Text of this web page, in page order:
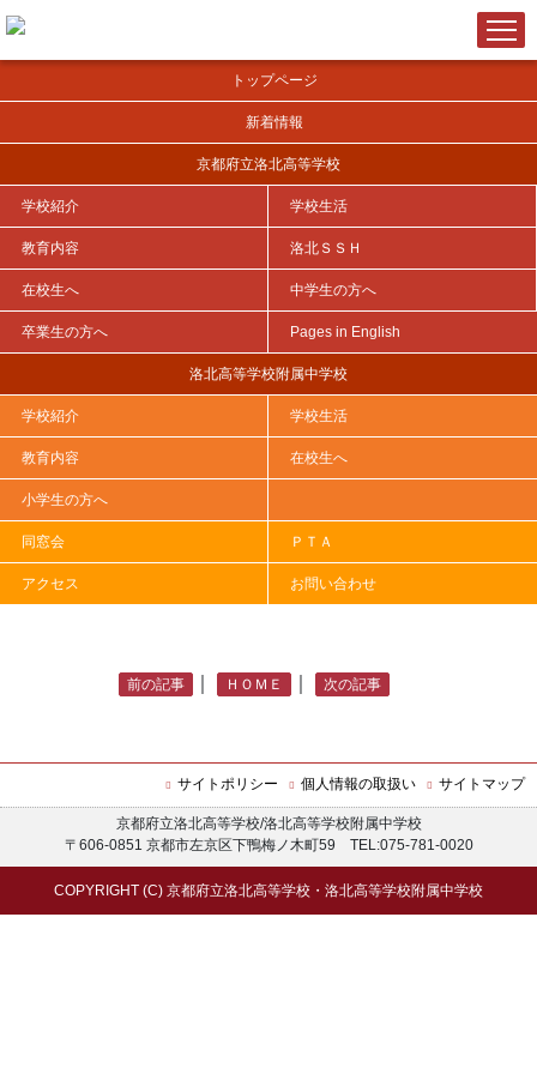
トップページ
新着情報
京都府立洛北高等学校
学校紹介 学校生活
教育内容 洛北ＳＳＨ
在校生へ 中学生の方へ
卒業生の方へ Pages in English
洛北高等学校附属中学校
学校紹介 学校生活
教育内容 在校生へ
小学生の方へ
同窓会 ＰＴＡ
アクセス お問い合わせ
ＨＯＭＥ 洛北SSHだより > 令和７年度
SSHだより 令和７年度 第16...
SSHだより 令和７年度 第16号
※PDFを開くには下記「SSHだより 令和７年度 第16号」をクリック
して下さい。
SSHだより 令和７年度 第16号
前の記事 ＨＯＭＥ 次の記事
サイトポリシー 個人情報の取扱い サイトマップ
京都府立洛北高等学校/洛北高等学校附属中学校
〒606-0851 京都市左京区下鴨梅ノ木町59 TEL:075-781-0020
COPYRIGHT (C) 京都府立洛北高等学校・洛北高等学校附属中学校